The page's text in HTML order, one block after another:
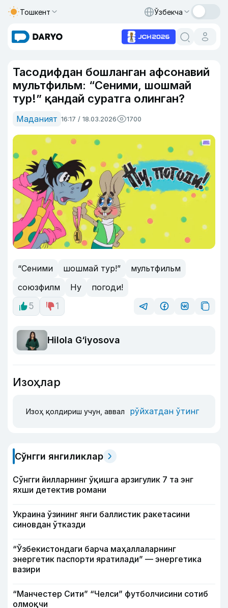
Тошкент Ўзбекча
Тасодифдан бошланган афсонавий
мультфильм: “Сеними, шошмай
тур!” қандай суратга олинган?
Маданият 16:17 / 18.03.2026 1700
“Сеними шошмай тур!”
мультфильм
союзфилм
Ну
погоди!
5
1
Hilola G‘iyosova
Изоҳлар
Изоҳ қолдириш учун, аввал рўйхатдан ўтинг
Сўнгги янгиликлар
Сўнгги йилларнинг ўқишга арзигулик 7 та энг
яхши детектив романи
Украина ўзининг янги баллистик ракетасини
синовдан ўтказди
“Ўзбекистондаги барча маҳаллаларнинг
энергетик паспорти яратилади” — энергетика
вазири
“Манчестер Сити” “Челси” футболчисини сотиб
олмоқчи